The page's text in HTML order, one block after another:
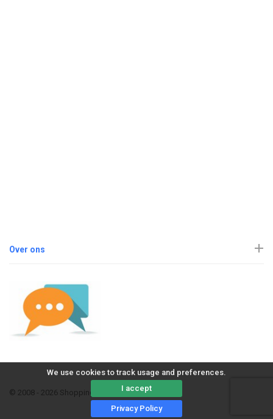
We use cookies to track usage and preferences.
I accept
Privacy Policy
Over ons
© 2008 - 2026 ShoppingErvaring